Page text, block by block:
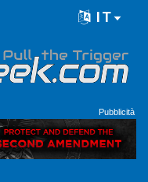
IT
Pubblicità